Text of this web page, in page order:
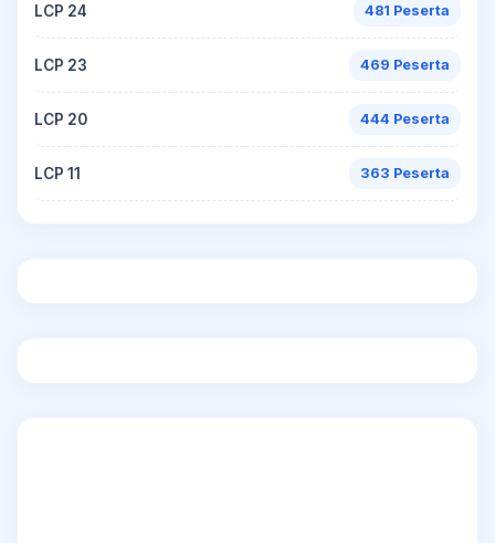
LCP 24 481 Peserta
LCP 23 469 Peserta
LCP 20 444 Peserta
LCP 11 363 Peserta